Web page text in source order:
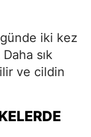
iki kez
sık
ve cildin